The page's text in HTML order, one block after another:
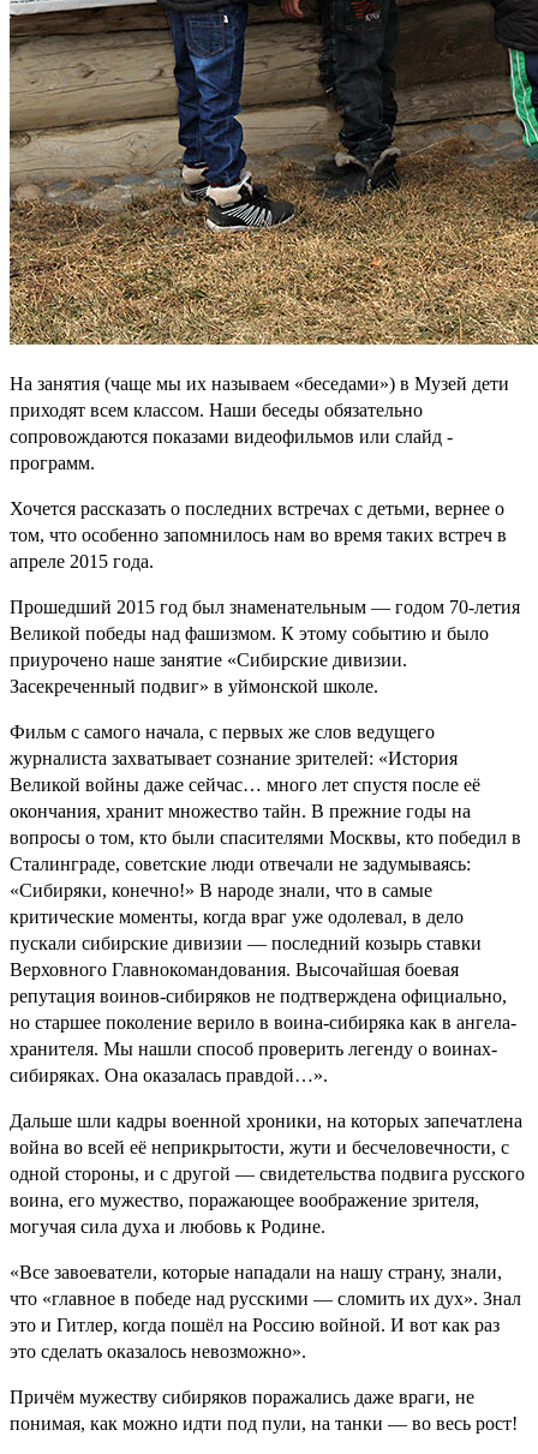
На занятия (чаще мы их называем «беседами») в Музей дети
приходят всем классом. Наши беседы обязательно
сопровождаются показами видеофильмов или слайд -
программ.
Хочется рассказать о последних встречах с детьми, вернее о
том, что особенно запомнилось нам во время таких встреч в
апреле 2015 года.
Прошедший 2015 год был знаменательным — годом 70-летия
Великой победы над фашизмом. К этому событию и было
приурочено наше занятие «Сибирские дивизии.
Засекреченный подвиг» в уймонской школе.
Фильм с самого начала, с первых же слов ведущего
журналиста захватывает сознание зрителей: «История
Великой войны даже сейчас… много лет спустя после её
окончания, хранит множество тайн. В прежние годы на
вопросы о том, кто были спасителями Москвы, кто победил в
Сталинграде, советские люди отвечали не задумываясь:
«Сибиряки, конечно!» В народе знали, что в самые
критические моменты, когда враг уже одолевал, в дело
пускали сибирские дивизии — последний козырь ставки
Верховного Главнокомандования. Высочайшая боевая
репутация воинов-сибиряков не подтверждена официально,
но старшее поколение верило в воина-сибиряка как в ангела-
хранителя. Мы нашли способ проверить легенду о воинах-
сибиряках. Она оказалась правдой…».
Дальше шли кадры военной хроники, на которых запечатлена
война во всей её неприкрытости, жути и бесчеловечности, с
одной стороны, и с другой — свидетельства подвига русского
воина, его мужество, поражающее воображение зрителя,
могучая сила духа и любовь к Родине.
«Все завоеватели, которые нападали на нашу страну, знали,
что «главное в победе над русскими — сломить их дух». Знал
это и Гитлер, когда пошёл на Россию войной. И вот как раз
это сделать оказалось невозможно».
Причём мужеству сибиряков поражались даже враги, не
понимая, как можно идти под пули, на танки — во весь рост!